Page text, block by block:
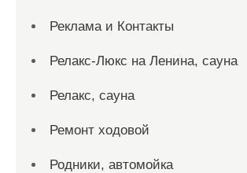
Реклама и Контакты
Релакс-Люкс на Ленина, сауна
Релакс, сауна
Ремонт ходовой
Родники, автомойка